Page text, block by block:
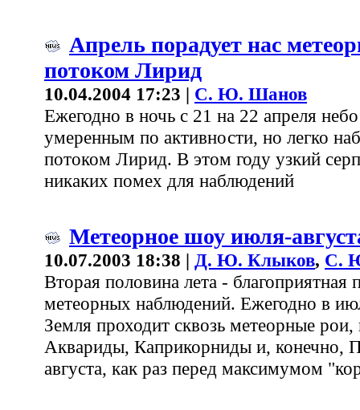
Апрель порадует нас
потоком Лирид
10.04.2004 17:23 | С. Ю. Шанов
Ежегодно в ночь с 21 на 22 апреля небо
умеренным по активности, но легко
потоком Лирид. В этом году узкий
никаких помех для наблюдений
Метеорное шоу июля-
10.07.2003 18:38 | Д. Ю. Клыков, С.
Вторая половина лета - благоприятная
метеорных наблюдений. Ежегодно в
Земля проходит сквозь метеорные рои,
Аквариды, Каприкорниды и, конечно,
августа, как раз перед максимумом